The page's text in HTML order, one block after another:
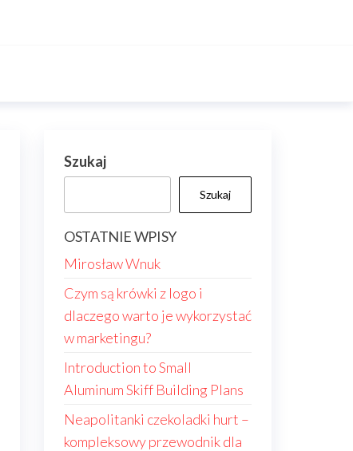
Szukaj
Szukaj
OSTATNIE WPISY
Mirosław Wnuk
Czym są krówki z logo i
dlaczego warto je wykorzystać
w marketingu?
Introduction to Small
Aluminum Skiff Building Plans
Neapolitanki czekoladki hurt –
kompleksowy przewodnik dla